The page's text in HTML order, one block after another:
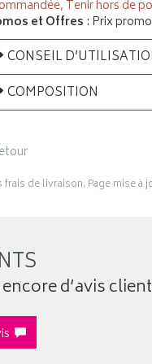
Tenir hors de
et Offres : Prix
CONSEIL
COMPOSITION
de livraison. Page mise à
d’avis